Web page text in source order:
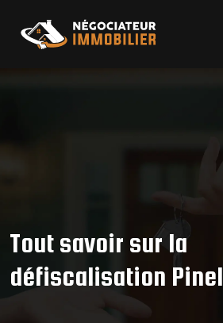
Tout savoir sur la
défiscalisation Pinel